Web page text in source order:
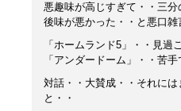
悪趣味が高じすぎて・・三分
後味が悪かった・・と悪口雑
「ホームランド5」・・見過
「アンダードーム」・・苦手
対話・・大賛成・・それに
と・・